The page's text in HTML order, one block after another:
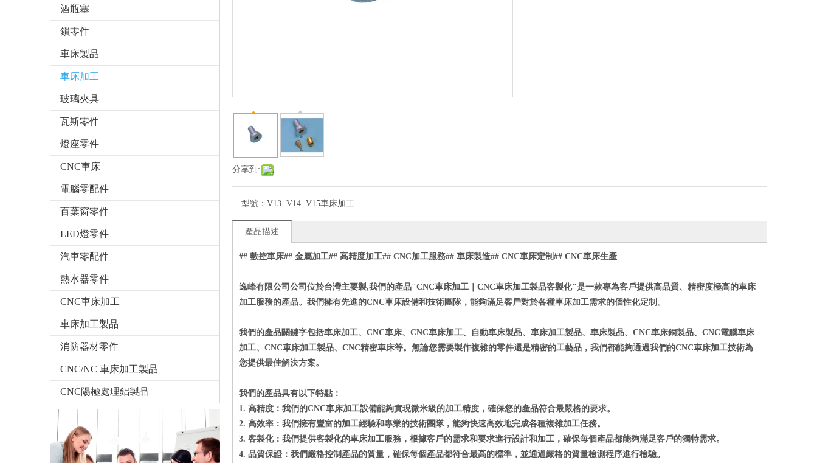
酒瓶塞
鎖零件
車床製品
車床加工
玻璃夾具
瓦斯零件
燈座零件
CNC車床
電腦零配件
百葉窗零件
LED燈零件
汽車零配件
熱水器零件
CNC車床加工
車床加工製品
消防器材零件
CNC/NC 車床加工製品
CNC陽極處理鋁製品
分享到:
型號： V13. V14. V15車床加工
產品描述
## 數控車床## 金屬加工## 高精度加工## CNC加工服務## 車床製造## CNC車床定制 ## CNC車床生產
逸峰有限公司公司位於台灣主要製,我們的產品"CNC車床加工｜ CNC車床加工製品客製化"是一款專為客戶提供高品質、精密度極高的車床
加工服務的產品。我們擁有先進的CNC車床設備和技術團隊，能夠滿足客戶對於各種車床加工需求的個性化定制。
我們的產品關鍵字包括車床加工、 CNC車床、 CNC車床加工、自動車床製品、車床加工製品、車床製品、 CNC車床銅製品、 CNC電腦車床
加工、 CNC車床加工製品、 CNC精密車床等。無論您需要製作複雜的零件還是精密的工藝品，我們都能夠通過我們的CNC車床加工技術為
您提供最佳解決方案。
我們的產品具有以下特點：
1. 高精度：我們的CNC車床加工設備能夠實現微米級的加工精度，確保您的產品符合最嚴格的要求。
2. 高效率：我們擁有豐富的加工經驗和專業的技術團隊，能夠快速高效地完成各種複雜加工任務。
3. 客製化：我們提供客製化的車床加工服務，根據客戶的需求和要求進行設計和加工，確保每個產品都能夠滿足客戶的獨特需求。
4. 品質保證：我們嚴格控制產品的質量，確保每個產品都符合最高的標準，並通過嚴格的質量檢測程序進行檢驗。